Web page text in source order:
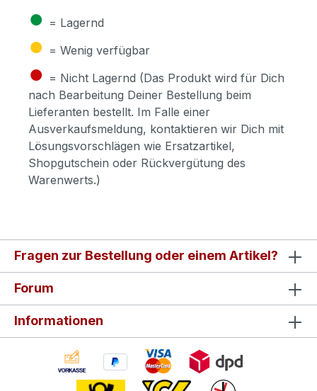
● = Lagernd
● = Wenig verfügbar
● = Nicht Lagernd (Das Produkt wird für Dich
nach Bearbeitung Deiner Bestellung beim
Lieferanten bestellt. Im Falle einer
Ausverkaufsmeldung, kontaktieren wir Dich mit
Lösungsvorschlägen wie Ersatzartikel,
Shopgutschein oder Rückvergütung des
Warenwerts.)
Fragen zur Bestellung oder einem Artikel?
Forum
Informationen